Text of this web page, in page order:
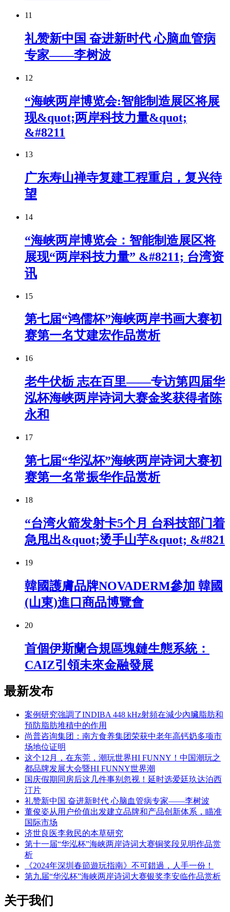
11
礼赞新中国 奋进新时代 心脑血管病
专家——李树波
12
“海峡两岸博览会:智能制造展区将展
现&quot;两岸科技力量&quot;
&#8211
13
广东寿山禅寺复建工程重启，复兴待
望
14
“海峡两岸博览会：智能制造展区将
展现“两岸科技力量” &#8211; 台湾资
讯
15
第七届“鸿儒杯”海峡两岸书画大赛初
赛第一名艾建宏作品赏析
16
老牛伏栃 志在百里——专访第四届华
泓杯海峡两岸诗词大赛金奖获得者陈
永和
17
第七届“华泓杯”海峡两岸诗词大赛初
赛第一名常振华作品赏析
18
“台湾火箭发射卡5个月 台科技部门着
急甩出&quot;烫手山芋&quot; &#821
19
韓國護膚品牌NOVADERM參加 韓國
(山東)進口商品博覽會
20
首個伊斯蘭合規區塊鏈生態系統：
CAIZ引領未來金融發展
最新发布
案例研究強調了INDIBA 448 kHz射頻在減少內臟脂肪和
預防脂肪堆積中的作用
尚普咨询集团：南方食养集团荣获中老年高钙奶多项市
场地位证明
这个12月，在东莞，潮玩世界HI FUNNY！中国潮玩之
都品牌发展大会暨HI FUNNY世界潮
国庆假期同房后这几件事别忽视！延时选爱廷玖达泊西
汀片
礼赞新中国 奋进新时代 心脑血管病专家——李树波
董俊姿从用户价值出发建立品牌和产品创新体系，瞄准
国际市场
济世良医李救民的本草研究
第十一届“华泓杯”海峡两岸诗词大赛铜奖段见明作品赏
析
《2024年深圳春節遊玩指南》不可錯過，人手一份！
第九届“华泓杯”海峡两岸诗词大赛银奖李安临作品赏析
关于我们